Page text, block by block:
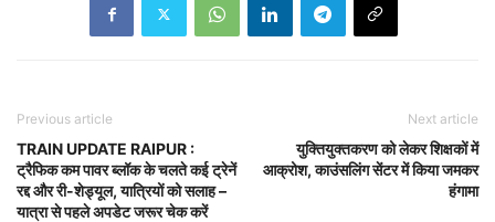
Previous article
TRAIN UPDATE RAIPUR :
ट्रैफिक कम पावर ब्लॉक के चलते कई ट्रेनें
रद्द और री-शेड्यूल, यात्रियों को सलाह –
यात्रा से पहले अपडेट जरूर चेक करें
Next article
युक्तियुक्तकरण को लेकर शिक्षकों में
आक्रोश, काउंसलिंग सेंटर में किया जमकर
हंगामा